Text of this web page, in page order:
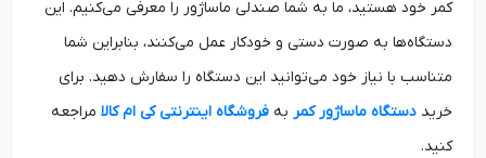
کمر خود هستید، ما به شما صندلی ماساژور را معرفی می‌کنیم. این
دستگاه‌ها به صورت دستی و خودکار عمل می‌کنند، بنابراین شما
متناسب با نیاز خود می‌توانید این دستگاه را سفارش دهید. برای
خریددستگاه ماساژور کمربهفروشگاه اینترنتی کی ام کالا مراجعه
کنید.